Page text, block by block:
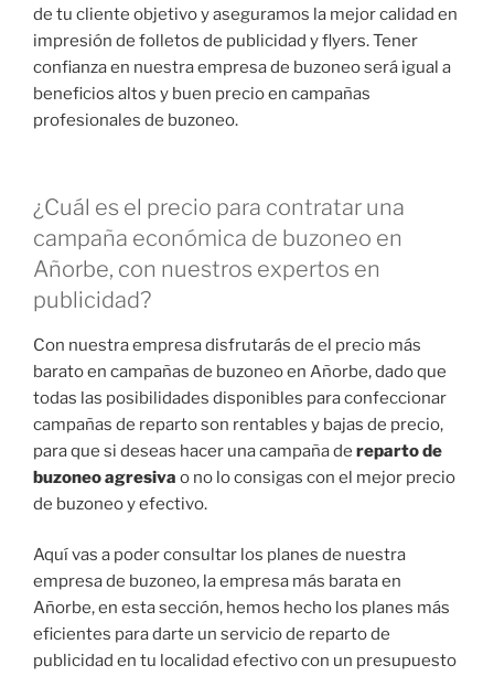
de tu cliente objetivo y aseguramos la mejor calidad en
impresión de folletos de publicidad y flyers. Tener
confianza en nuestra empresa de buzoneo será igual a
beneficios altos y buen precio en campañas
profesionales de buzoneo.
¿Cuál es el precio para contratar una
campaña económica de buzoneo en
Añorbe, con nuestros expertos en
publicidad?
Con nuestra empresa disfrutarás de el precio más
barato en campañas de buzoneo en Añorbe, dado que
todas las posibilidades disponibles para confeccionar
campañas de reparto son rentables y bajas de precio,
para que si deseas hacer una campaña de reparto de
buzoneo agresiva o no lo consigas con el mejor precio
de buzoneo y efectivo.
Aquí vas a poder consultar los planes de nuestra
empresa de buzoneo, la empresa más barata en
Añorbe, en esta sección, hemos hecho los planes más
eficientes para darte un servicio de reparto de
publicidad en tu localidad efectivo con un presupuesto